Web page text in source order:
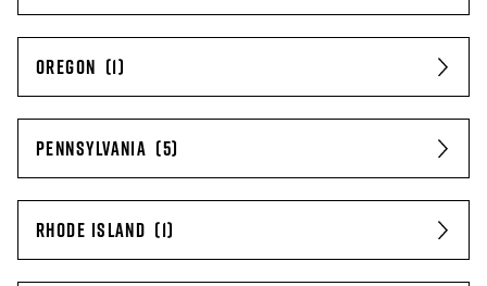
OREGON
PENNSYLVANIA
RHODE ISLAND